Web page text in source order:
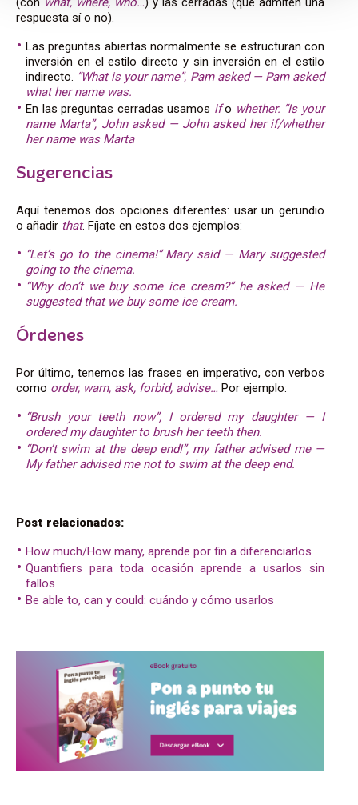
respuesta sí o no).
Las preguntas abiertas normalmente se estructuran con
inversión en el estilo directo y sin inversión en el estilo
indirecto. “What is your name”, Pam asked — Pam asked
what her name was.
En las preguntas cerradas usamos ifo whether. “Is your
name Marta”, John asked — John asked her if/whether
her name was Marta
Sugerencias
Aquí tenemos dos opciones diferentes: usar un gerundio
o añadir that. Fíjate en estos dos ejemplos:
“Let’s go to the cinema!” Mary said — Mary suggested
going to the cinema.
“Why don’t we buy some ice cream?” he asked — He
suggested that we buy some ice cream.
Órdenes
Por último, tenemos las frases en imperativo, con verbos
como order, warn, ask, forbid, advise… Por ejemplo:
“Brush your teeth now”, I ordered my daughter — I
ordered my daughter to brush her teeth then.
“Don’t swim at the deep end!”, my father advised me —
My father advised me not to swim at the deep end.
Post relacionados:
How much/How many, aprende por fin a diferenciarlos
Quantifiers para toda ocasión aprende a usarlos sin
fallos
Be able to, can y could: cuándo y cómo usarlos